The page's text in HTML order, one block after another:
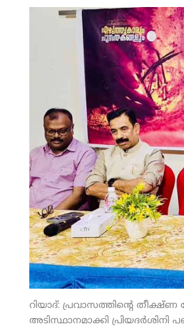
റിയാദ്: പ്രവാസത്തിന്റെ
അടിസ്ഥാനമാക്കി